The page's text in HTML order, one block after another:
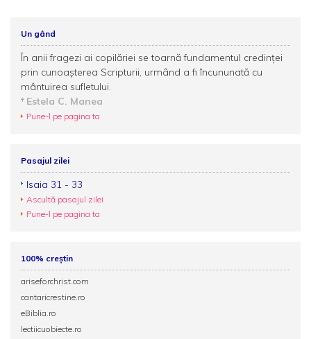
Un gând
În anii fragezi ai copilăriei se toarnă fundamentul credinţei
prin cunoaşterea Scripturii, urmând a fi încununată cu
mântuirea sufletului.
Estela C. Manea
Pune-l pe pagina ta
Pasajul zilei
Isaia 31 - 33
Ascultă pasajul zilei
Pune-l pe pagina ta
100% creștin
ariseforchrist.com
cantaricrestine.ro
eBiblia.ro
lectiicuobiecte.ro